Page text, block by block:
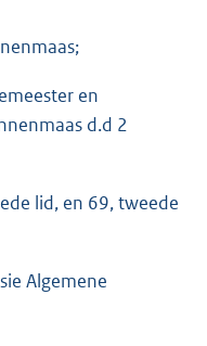
en
d.d 2
lid, en 69, tweede
Algemene